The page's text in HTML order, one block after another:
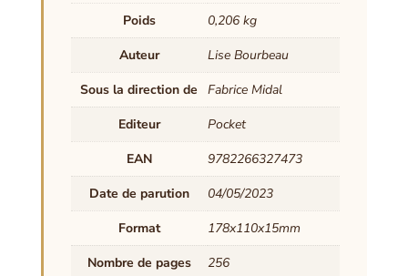
Poids
0,206 kg
Auteur
Lise Bourbeau
Sous la direction de
Fabrice Midal
Editeur
Pocket
EAN
9782266327473
Date de parution
04/05/2023
Format
178x110x15mm
Nombre de pages
256